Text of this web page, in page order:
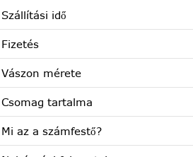
Szállítási idő
Fizetés
Vászon mérete
Csomag tartalma
Mi az a számfestő?